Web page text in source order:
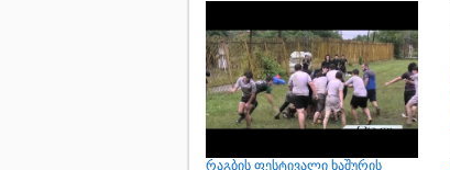
რაგბის ფესტივალი ხაშურის